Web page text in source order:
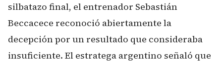
silbatazo final, el entrenador Sebastián
Beccacece reconoció abiertamente la
decepción por un resultado que consideraba
insuficiente. El estratega argentino señaló que